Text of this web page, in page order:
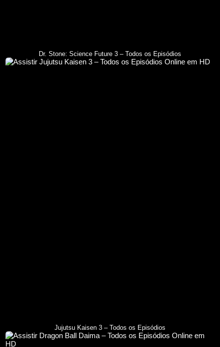
Dr. Stone: Science Future 3 – Todos os Episódios
Jujutsu Kaisen 3 – Todos os Episódios